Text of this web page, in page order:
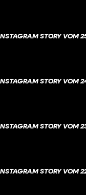
STORY VOM
STORY VOM
STORY VOM
STORY VOM